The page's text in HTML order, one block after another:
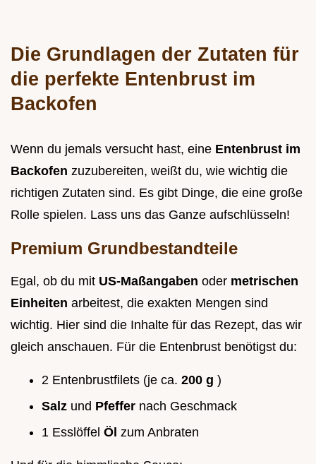
Die Grundlagen der Zutaten für
die perfekte Entenbrust im
Backofen
Wenn du jemals versucht hast, eine Entenbrust im
Backofen zuzubereiten, weißt du, wie wichtig die
richtigen Zutaten sind. Es gibt Dinge, die eine große
Rolle spielen. Lass uns das Ganze aufschlüsseln!
Premium Grundbestandteile
Egal, ob du mit US-Maßangaben oder metrischen
Einheiten arbeitest, die exakten Mengen sind
wichtig. Hier sind die Inhalte für das Rezept, das wir
gleich anschauen. Für die Entenbrust benötigst du:
2 Entenbrustfilets (je ca. 200 g )
Salz und Pfeffer nach Geschmack
1 Esslöffel Öl zum Anbraten